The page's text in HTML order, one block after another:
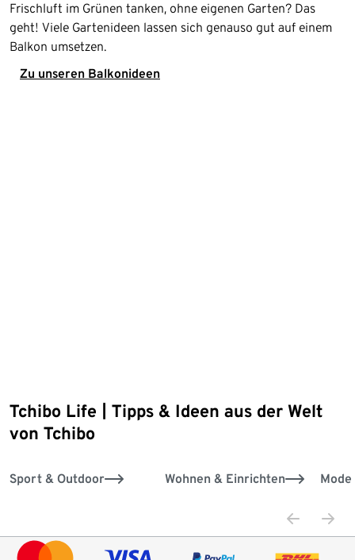
Frischluft im Grünen tanken, ohne eigenen Garten? Das
geht! Viele Gartenideen lassen sich genauso gut auf einem
Balkon umsetzen.
Zu unseren Balkonideen
Tchibo Life | Tipps & Ideen aus der Welt
von Tchibo
Sport & Outdoor Wohnen & Einrichten
Ende der Auflistung